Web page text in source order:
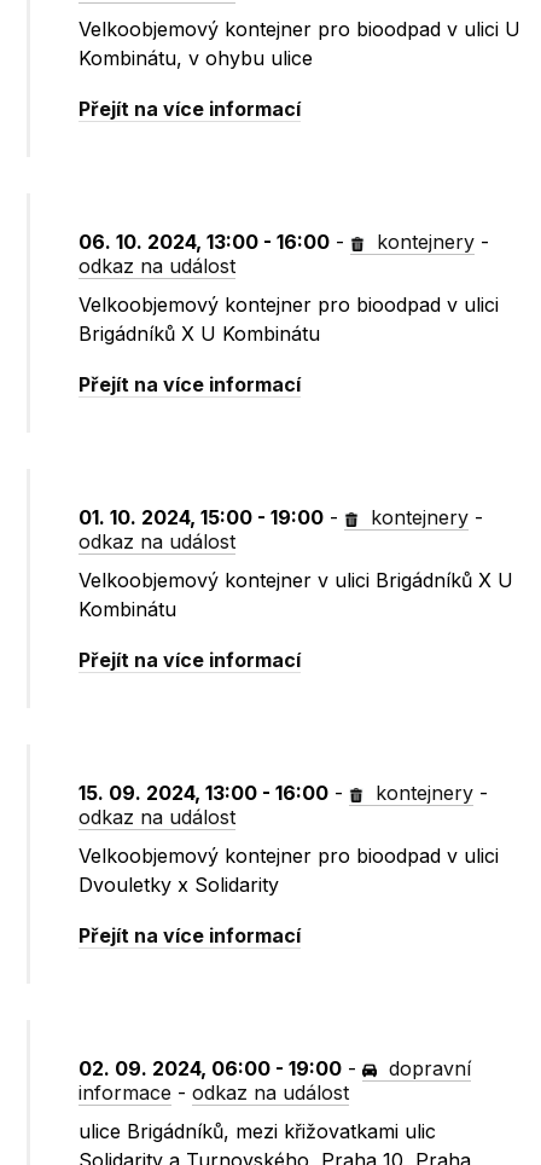
Velkoobjemový kontejner pro bioodpad v ulici U
Kombinátu, v ohybu ulice
Přejít na více informací
06. 10. 2024, 13:00 - 16:00 - kontejnery -
odkaz na událost
Velkoobjemový kontejner pro bioodpad v ulici
Brigádníků X U Kombinátu
Přejít na více informací
01. 10. 2024, 15:00 - 19:00 - kontejnery -
odkaz na událost
Velkoobjemový kontejner v ulici Brigádníků X U
Kombinátu
Přejít na více informací
15. 09. 2024, 13:00 - 16:00 - kontejnery -
odkaz na událost
Velkoobjemový kontejner pro bioodpad v ulici
Dvouletky x Solidarity
Přejít na více informací
02. 09. 2024, 06:00 - 19:00 -
dopravní
informace -odkaz na událost
ulice Brigádníků, mezi křižovatkami ulic
Solidarity a Turnovského, Praha 10, Praha,